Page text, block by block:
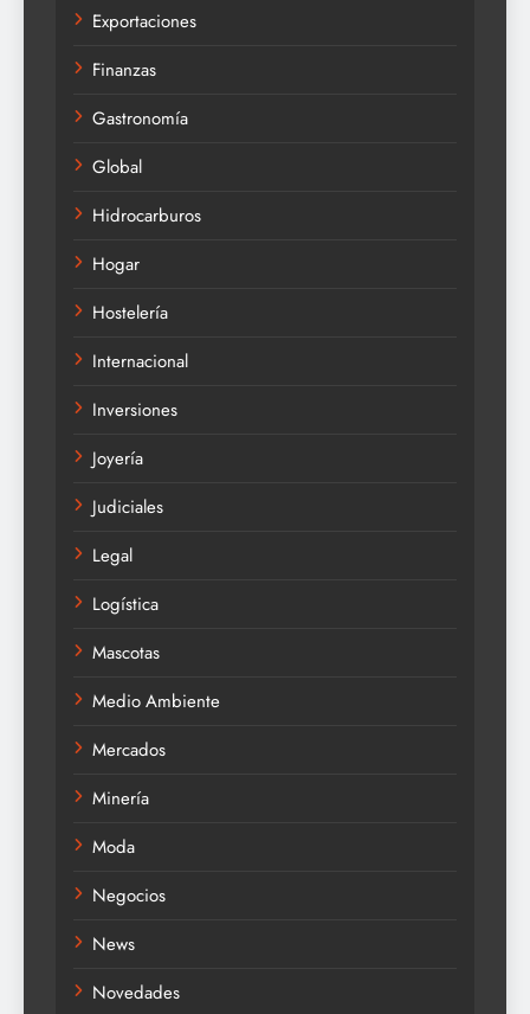
Exportaciones
Finanzas
Gastronomía
Global
Hidrocarburos
Hogar
Hostelería
Internacional
Inversiones
Joyería
Judiciales
Legal
Logística
Mascotas
Medio Ambiente
Mercados
Minería
Moda
Negocios
News
Novedades